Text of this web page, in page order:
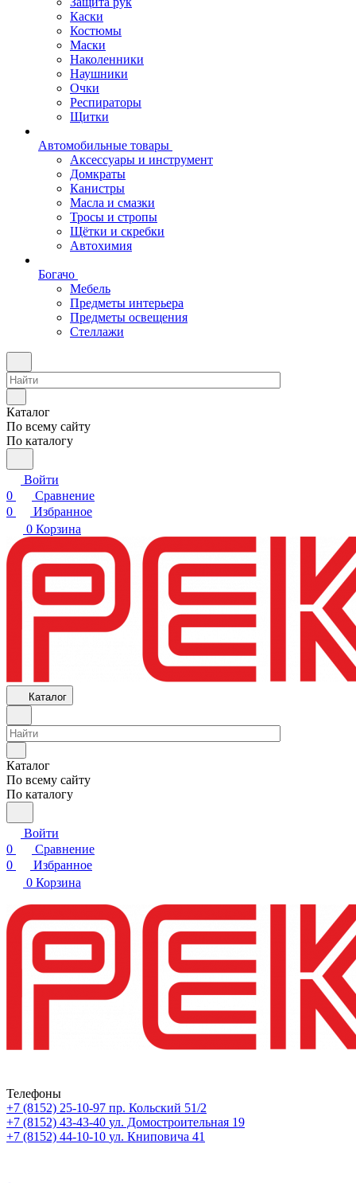
Каски
Костюмы
Маски
Наколенники
Наушники
Очки
Респираторы
Щитки
Автомобильные товары
Аксессуары и инструмент
Домкраты
Канистры
Масла и смазки
Тросы и стропы
Щётки и скребки
Автохимия
Богачо
Мебель
Предметы интерьера
Предметы освещения
Стеллажи
Каталог
По всему сайту
По каталогу
Войти
0
Сравнение
0
Избранное
0 Корзина
Каталог
Каталог
По всему сайту
По каталогу
Войти
0
Сравнение
0
Избранное
0 Корзина
Телефоны
+7 (8152) 25-10-97 пр. Кольский 51/2
+7 (8152) 43-43-40 ул. Домостроительная 19
+7 (8152) 44-10-10 ул. Книповича 41